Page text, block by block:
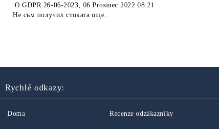
OGDPR 26-06-2023, 06 Prosinec 2022 08:21
Не съм получил стоката още.
Rychlé odkazy:
Doma Recenze odzákazníky